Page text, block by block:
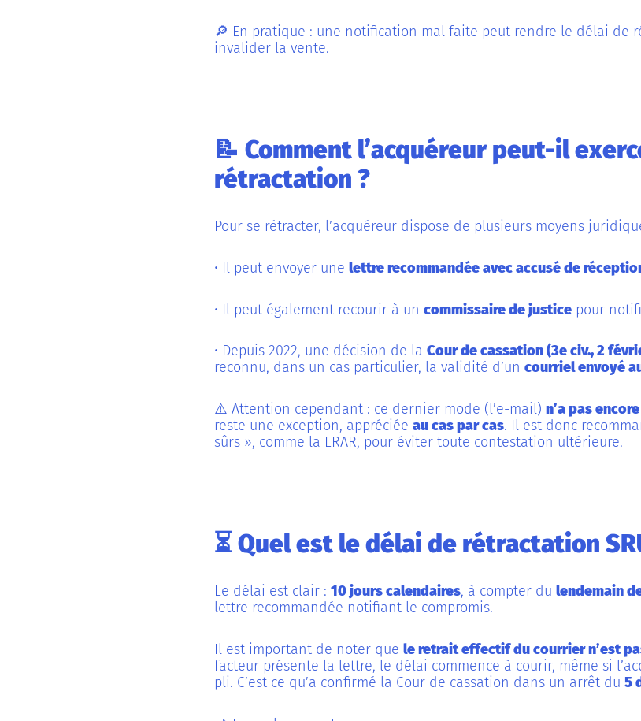
🔎 En pratique : une notification mal faite peut rendre le délai de
invalider la vente.
📝 Comment l’acquéreur peut-il
rétractation ?
Pour se rétracter, l’acquéreur dispose de plusieurs moyens
• Il peut envoyer une lettre recommandée avec accusé de
• Il peut également recourir à un commissaire de justice pour
• Depuis 2022, une décision de la Cour de cassation (3e civ., 2
reconnu, dans un cas particulier, la validité d’un courriel envoyé
⚠️ Attention cependant : ce dernier mode (l’e-mail) n’a pas
reste une exception, appréciée au cas par cas. Il est donc
sûrs », comme la LRAR, pour éviter toute contestation ultérieure.
⏳ Quel est le délai de rétractation
Le délai est clair : 10 jours calendaires, à compter du lendemain
lettre recommandée notifiant le compromis.
Il est important de noter que le retrait effectif du courrier n’est
facteur présente la lettre, le délai commence à courir, même si
pli. C’est ce qu’a confirmé la Cour de cassation dans un arrêt du 5